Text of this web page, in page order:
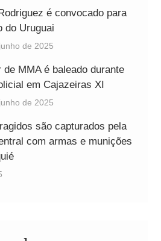
é convocado para
do Uruguai
de 2025
de MMA é baleado durante
em Cajazeiras XI
de 2025
são capturados pela
com armas e munições